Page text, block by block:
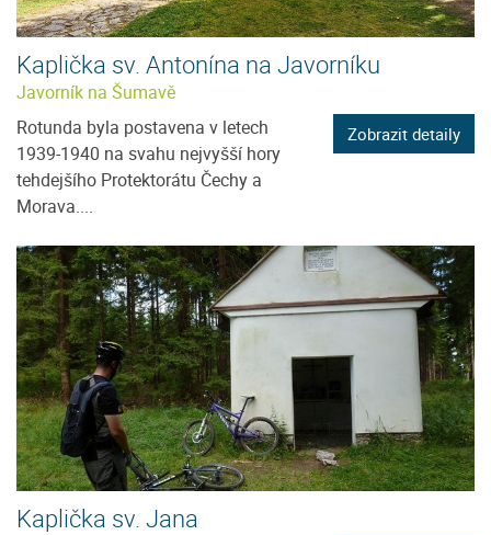
Kaplička sv. Antonína na Javorníku
Javorník na Šumavě
Rotunda byla postavena v letech
1939-1940 na svahu nejvyšší hory
tehdejšího Protektorátu Čechy a
Morava....
Zobrazit detaily
Kaplička sv. Jana